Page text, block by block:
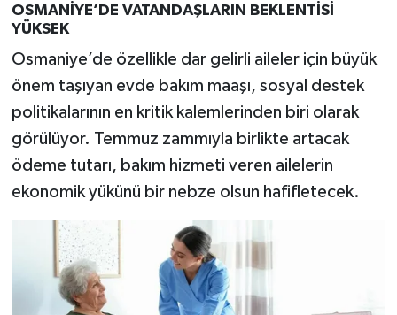
OSMANİYE’DE VATANDAŞLARIN BEKLENTİSİ
YÜKSEK
Osmaniye’de özellikle dar gelirli aileler için büyük
önem taşıyan evde bakım maaşı, sosyal destek
politikalarının en kritik kalemlerinden biri olarak
görülüyor. Temmuz zammıyla birlikte artacak
ödeme tutarı, bakım hizmeti veren ailelerin
ekonomik yükünü bir nebze olsun hafifletecek.